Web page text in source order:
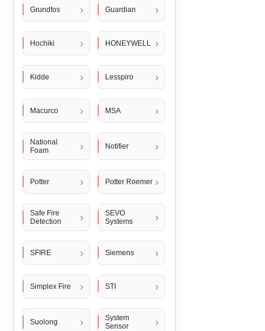
Grundfos Guardian
Hochiki HONEYWELL
Kidde Lesspiro
Macurco MSA
National
Foam
Notifier
Potter Potter Roemer
Safe Fire
Detection
SEVO
Systems
SFIRE Siemens
Simplex Fire STI
Suolong
System
Sensor